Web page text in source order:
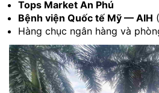
Tops Market An Phú
Bệnh viện Quốc tế Mỹ — AIH
Hàng chục ngân hàng và